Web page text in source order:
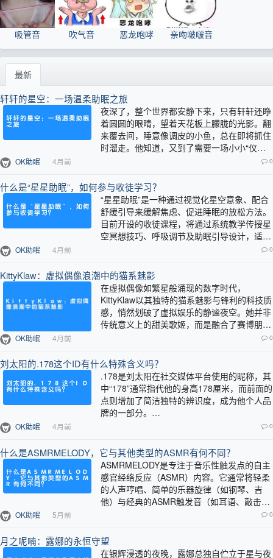
吸管音 吹气音 恶龙咆哮 亲吻啵啵音
最新
轩轩的星空：一场温柔助眠之旅
夜深了，整个世界都安静下来，只有轩轩还睁
着圆圆的眼睛，望着天花板上朦胧的光影。翻
来覆去间，睡意像调皮的小鱼，总在即将抓住
时溜走。他知道，又到了需要一场小小“仪式”
的时候。轩轩轻轻坐起身，没有开灯。他…
OK助眠 4月前 0
什么是“星星助眠”，如何参与收徒学习？
“星星助眠”是一种通过视觉化星空意象、配合
舒缓引导来缓解焦虑、促进睡眠的放松方法。
目前开设的收徒课程，将通过系统教学传授星
空冥想技巧、呼吸调节及助眠引导设计，适合
希望自我调节或从事健康行业的人士学习。…
OK助眠 4月前 0
KittyKlaw：虚拟偶像浪潮中的猫系魅影
在虚拟偶像如繁星般涌现的数字时代，
KittyKlaw以其独特的猫系魅影与锋利的科技质
感，悄然划破了虚拟娱乐的静谧夜空。她并非
传统意义上的甜美歌姬，而是融合了赛博朋克
美学、独立电子音乐与互动直播技术的复…
OK助眠 4月前 0
刘太阳的.178这个ID有什么特殊含义吗？
.178是刘太阳在社交媒体平台使用的昵称，其
中“178”通常指代他的身高178厘米，而前面的
点则增加了简洁独特的辨识度，成为他个人品
牌的一部分。…
OK助眠 4月前 0
什么是ASMRMELODY，它与其他类型的ASMR有何不同？
ASMRMELODY是专注于音乐性触发点的自主
感官经络反应（ASMR）内容。它通常将轻柔
的人声哼唱、简单的乐器旋律（如钢琴、吉
他）与经典的ASMR触发音（如耳语、敲击
OK助眠 5月前 0
月之呢喃：露娜的永恒守望
在银辉浸透的夜晚，露娜总独自伫立于星与夜